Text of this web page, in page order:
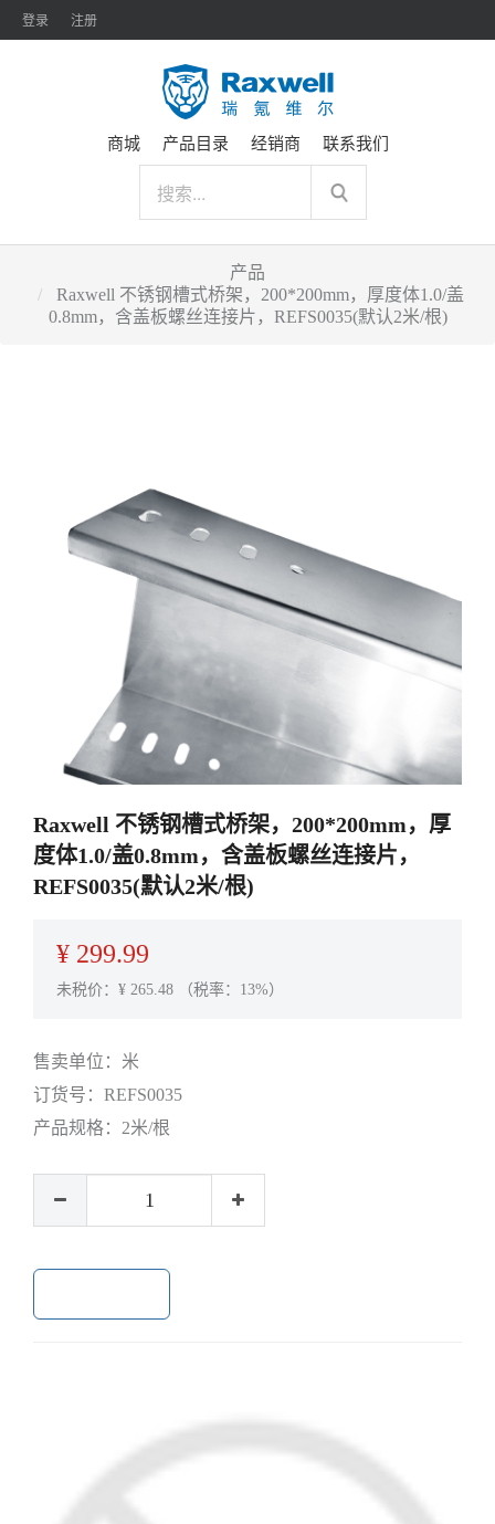
登录 注册
商城 产品目录 经销商 联系我们
产品
Raxwell 不锈钢槽式桥架，200*200mm，厚度体1.0/盖
0.8mm，含盖板螺丝连接片，REFS0035(默认2米/根)
Raxwell 不锈钢槽式桥架，200*200mm，厚
度体1.0/盖0.8mm，含盖板螺丝连接片，
REFS0035(默认2米/根)
¥ 299.99
未税价：¥ 265.48 （税率：13%）
售卖单位： 米
订货号： REFS0035
产品规格： 2米/根